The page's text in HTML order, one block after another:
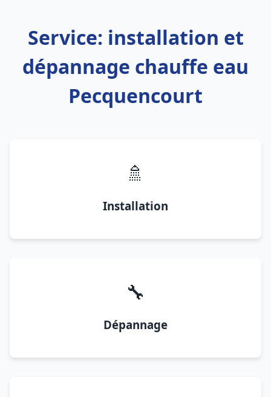
Service: installation et
dépannage chauffe eau
Pecquencourt
🚿
Installation
🔧
Dépannage